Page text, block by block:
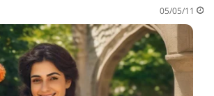
05/05/11